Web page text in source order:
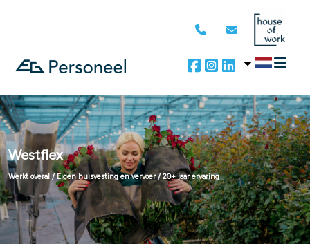
Westflex
Werkt overal / Eigen huisvesting en vervoer / 20+ jaar ervaring